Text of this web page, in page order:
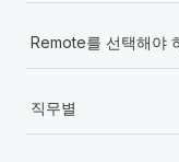
Remote를 선택해야
직무별